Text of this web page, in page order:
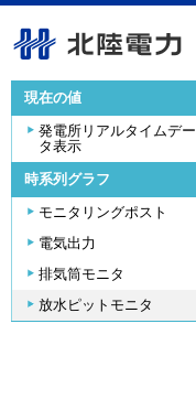
現在の値
発電所リアルタイムデー
タ表示
時系列グラフ
モニタリングポスト
電気出力
排気筒モニタ
放水ピットモニタ